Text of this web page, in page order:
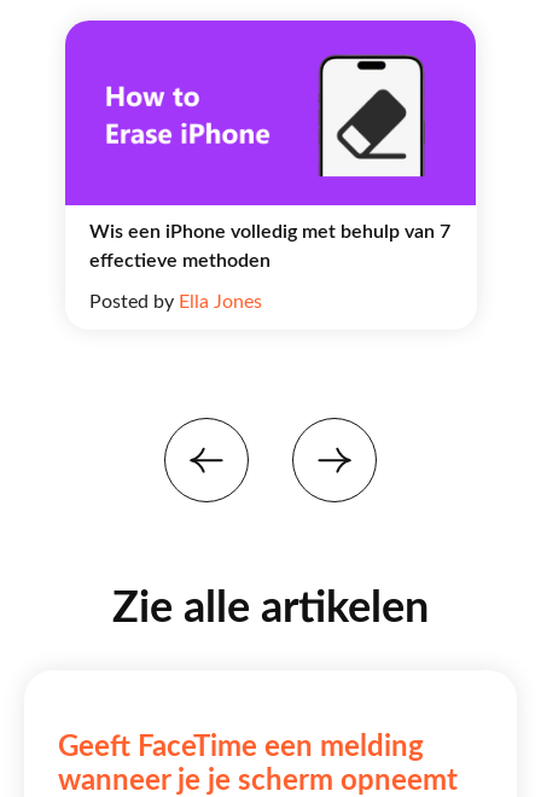
Wis een iPhone volledig met behulp van 7
effectieve methoden
Posted by Ella Jones
Zie alle artikelen
Geeft FaceTime een melding
wanneer je je scherm opneemt